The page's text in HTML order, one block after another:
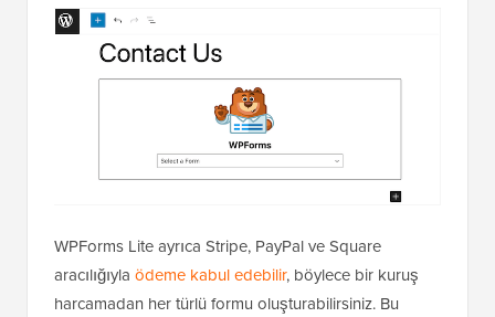
WPForms Lite ayrıca Stripe, PayPal ve Square
aracılığıyla ödeme kabul edebilir, böylece bir kuruş
harcamadan her türlü formu oluşturabilirsiniz. Bu